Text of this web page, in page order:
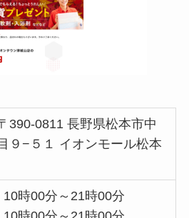
390-0811 長野県松本市中
９−５１ イオンモール松本
10時00分～21時00分